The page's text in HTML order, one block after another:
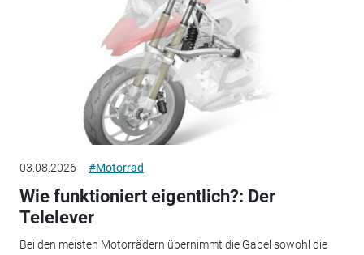
03.08.2026 #Motorrad
Wie funktioniert eigentlich?: Der
Telelever
Bei den meisten Motorrädern übernimmt die Gabel sowohl die